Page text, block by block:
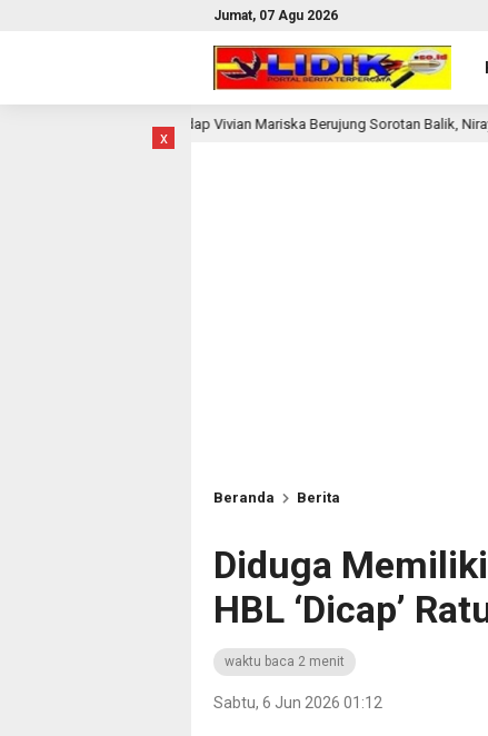
Jumat, 07 Agu 2026
x
Vivian Mariska Berujung Sorotan Balik, Niraya Sarry Ternyata Dicari
Beranda Berita
Diduga
HBL ‘Dicap’
waktu baca 2 menit
Sabtu, 6 Jun 2026 01:12